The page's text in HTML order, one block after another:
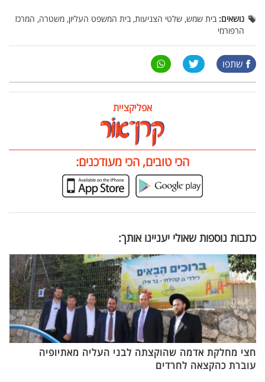
נושאים: בית שמש, שלטי הצניעות, בית המשפט העליון, משטרה, המרכז
הרפורמי
שתפו
אפליקציית
הכי טובים, הכי מעודכנים:
כתבות נוספות שאולי יעניינו אותך:
חצי מחלקת אדמה שהוקצתה לבני העליה מאתיופיה
עוברת כהקצאה לחרדים